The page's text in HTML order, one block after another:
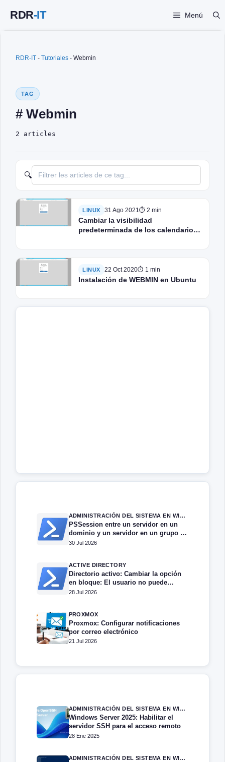
Menú
RDR-IT - Tutoriales - Webmin
TAG
# Webmin
2 articles
🔍
LINUX 31 Ago 2021⏱ 2 min
Cambiar la visibilidad
predeterminada de los calendarios
LINUX 22 Oct 2020⏱ 1 min
Instalación de WEBMIN en Ubuntu
ADMINISTRACIÓN DEL SISTEMA EN WINDOWS SERVER
PSSession entre un servidor en un
dominio y un servidor en un grupo de
trabajo.
30 Jul 2026
ACTIVE DIRECTORY
Directorio activo: Cambiar la opción
en bloque: El usuario no puede
cambiar la contraseña
28 Jul 2026
PROXMOX
Proxmox: Configurar notificaciones
por correo electrónico
21 Jul 2026
ADMINISTRACIÓN DEL SISTEMA EN WINDOWS SERVER
Windows Server 2025: Habilitar el
servidor SSH para el acceso remoto
28 Ene 2025
ADMINISTRACIÓN DEL SISTEMA EN WINDOWS SERVER